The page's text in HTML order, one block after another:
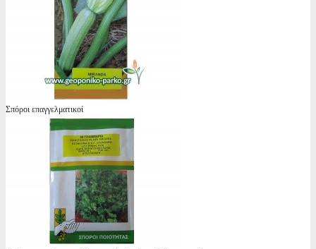
Σπόροι επαγγελματικοί